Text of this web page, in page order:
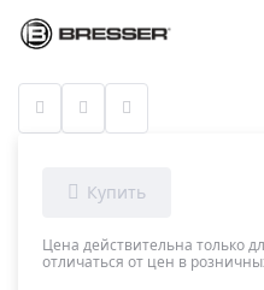
Цена действительна только
отличаться от цен в